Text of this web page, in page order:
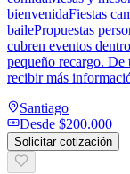
bienvenidaFiestas
bailePropuestas
cubren eventos
pequeño recargo. De
recibir más
Santiago
Desde $200.000
Solicitar cotización